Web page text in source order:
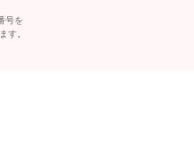
号を
す。